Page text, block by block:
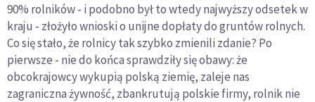
90% rolników - i podobno był to wtedy najwyższy odsetek w
kraju - złożyło wnioski o unijne dopłaty do gruntów rolnych.
Co się stało, że rolnicy tak szybko zmienili zdanie? Po
pierwsze - nie do końca sprawdziły się obawy: że
obcokrajowcy wykupią polską ziemię, zaleje nas
zagraniczna żywność, zbankrutują polskie firmy, rolnik nie